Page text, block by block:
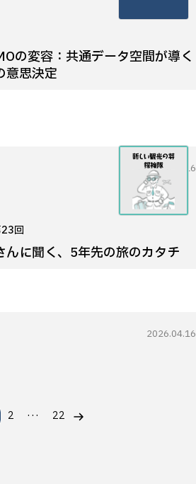
の変容：共通データ空間が導く
意思決定
2026.04.16
回
んに聞く、5年先の旅のカタチ
2026.04.16
2 … 22